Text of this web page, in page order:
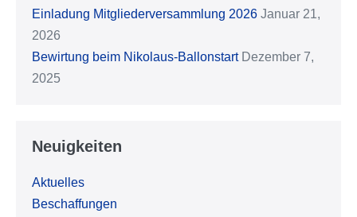
Einladung Mitgliederversammlung 2026 Januar 21,
2026
Bewirtung beim Nikolaus-Ballonstart Dezember 7,
2025
Neuigkeiten
Aktuelles
Beschaffungen